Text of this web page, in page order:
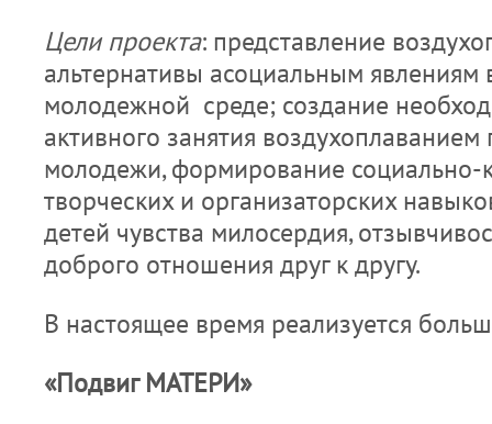
Цели проекта: представление
альтернативы асоциальным
молодежной среде; создание
активного занятия
молодежи, формирование социально-
творческих и организаторских
детей чувства милосердия,
доброго отношения друг к другу.
В настоящее время реализуется
«Подвиг МАТЕРИ»